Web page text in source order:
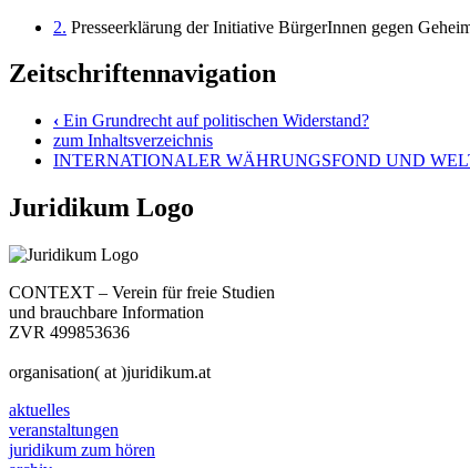
2. Presseerklärung der Initiative BürgerInnen gegen
Zeitschriftennavigation
‹ Ein Grundrecht auf politischen Widerstand?
zum Inhaltsverzeichnis
INTERNATIONALER WÄHRUNGSFOND UND
Juridikum Logo
CONTEXT – Verein für freie Studien
und brauchbare Information
ZVR 499853636
organisation( at )juridikum.at
aktuelles
veranstaltungen
juridikum zum hören